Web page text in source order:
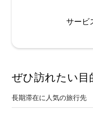
サービ
ぜひ訪⁠れ⁠た⁠い目⁠
長期滞在に人気の旅行先